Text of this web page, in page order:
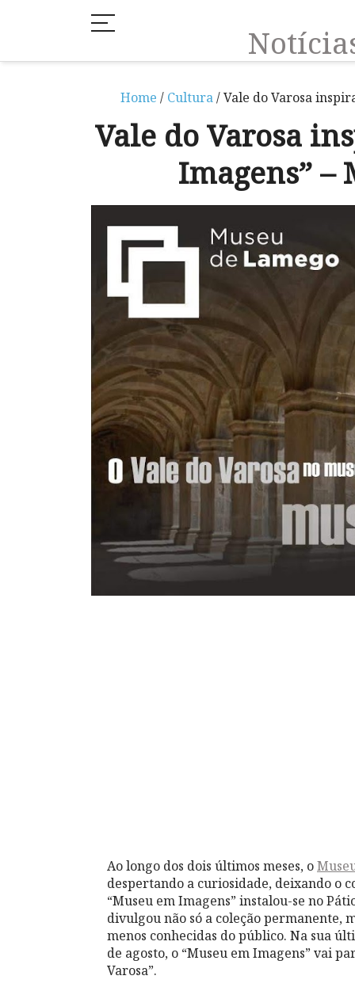
Home / Cultura/ Vale do Varosa
Vale do Varosa
Imagens” –
Ao longo dos dois últimos meses, o
despertando a curiosidade, deixando o
“Museu em Imagens” instalou-se no
divulgou não só a coleção permanente,
menos conhecidas do público. Na sua
de agosto, o “Museu em Imagens” vai
Varosa”.